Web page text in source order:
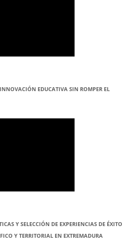
EDUCATIVA SIN ROMPER EL
Y SELECCIÓN DE EXPERIENCIAS DE ÉXITO
Y TERRITORIAL EN EXTREMADURA